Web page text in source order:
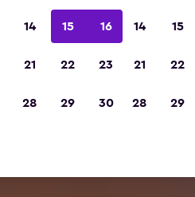
14 15 16
21 22 23
28 29 30
14 15
21 22
28 29